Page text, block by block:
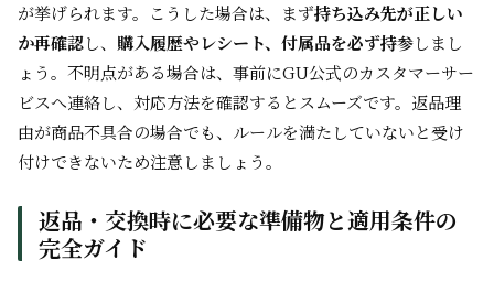
が挙げられます。こうした場合は、まず持ち込み先が正しい
か再確認し、 購入履歴やレシート、付属品を必ず持参しまし
ょう。不明点がある場合は、事前にGU公式のカスタマーサー
ビスへ連絡し、対応方法を確認するとスムーズです。返品理
由が商品不具合の場合でも、ルールを満たしていないと受け
付けできないため注意しましょう。
返品・交換時に必要な準備物と適用条件の
完全ガイド